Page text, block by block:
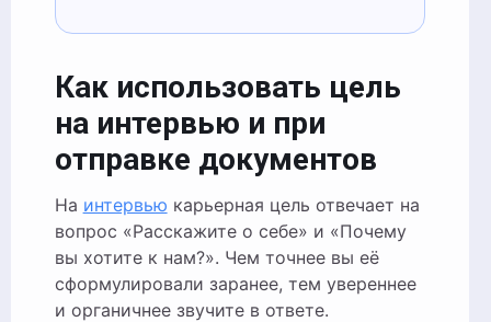
Как использовать цель
на интервью и при
отправке документов
На интервью карьерная цель отвечает на
вопрос «Расскажите о себе» и «Почему
вы хотите к нам?». Чем точнее вы её
сформулировали заранее, тем увереннее
и органичнее звучите в ответе.